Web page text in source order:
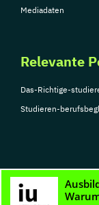
Mediadaten
Relevante
Das-Richtige-
Studieren-
© Copyright 2026,